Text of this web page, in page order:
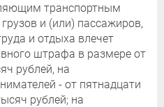
транспортным
и (или) пассажиров,
и отдыха влечет
штрафа в размере от
рублей, на
- от пятнадцати
рублей; на